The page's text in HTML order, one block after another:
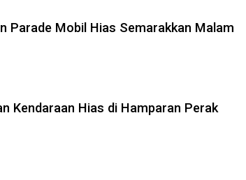
Parade Mobil Hias Semarakkan Malam
Kendaraan Hias di Hamparan Perak